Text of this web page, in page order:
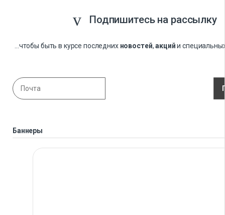
Подпишитесь на рассылку
...чтобы быть в курсе последних новостей,акцийи
Баннеры